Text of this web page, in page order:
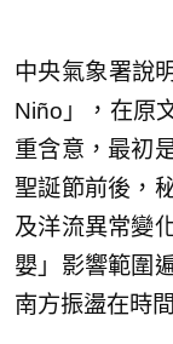
中央氣象署說
Niño」，在原
重含意，最初
聖誕節前後，
及洋流異常變
嬰」影響範圍
南方振盪在時